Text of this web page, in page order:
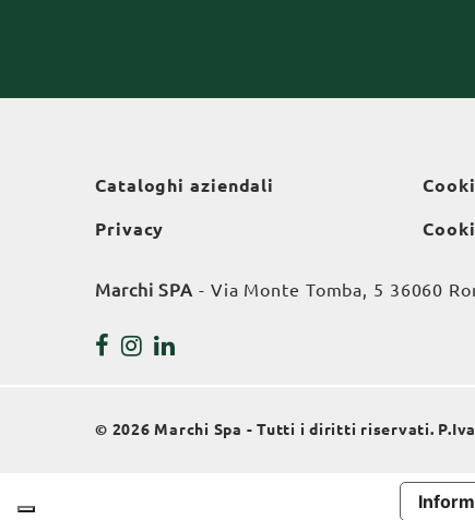
Cataloghi aziendali
Privacy
Marchi SPA - Via Monte Tomba, 5 36060
© 2026 Marchi Spa - Tutti i diritti riservati. P.Iva